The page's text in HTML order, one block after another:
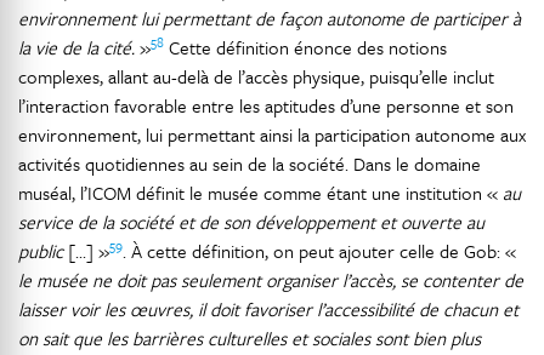
environnement lui permettant de façon autonome de participer à
la vie de la cité.»58 Cette définition énonce des notions
complexes, allant au-delà de l’accès physique, puisqu’elle inclut
l’interaction favorable entre les aptitudes d’une personne et son
environnement, lui permettant ainsi la participation autonome aux
activités quotidiennes au sein de la société. Dans le domaine
muséal, l’ICOM définit le musée comme étant une institution « au
service de la société et de son développement et ouverte au
public[...] »59. À cette définition, on peut ajouter celle de Gob: «
le musée ne doit pas seulement organiser l’accès, se contenter de
laisser voir les œuvres, il doit favoriser l’accessibilité de chacun et
on sait que les barrières culturelles et sociales sont bien plus